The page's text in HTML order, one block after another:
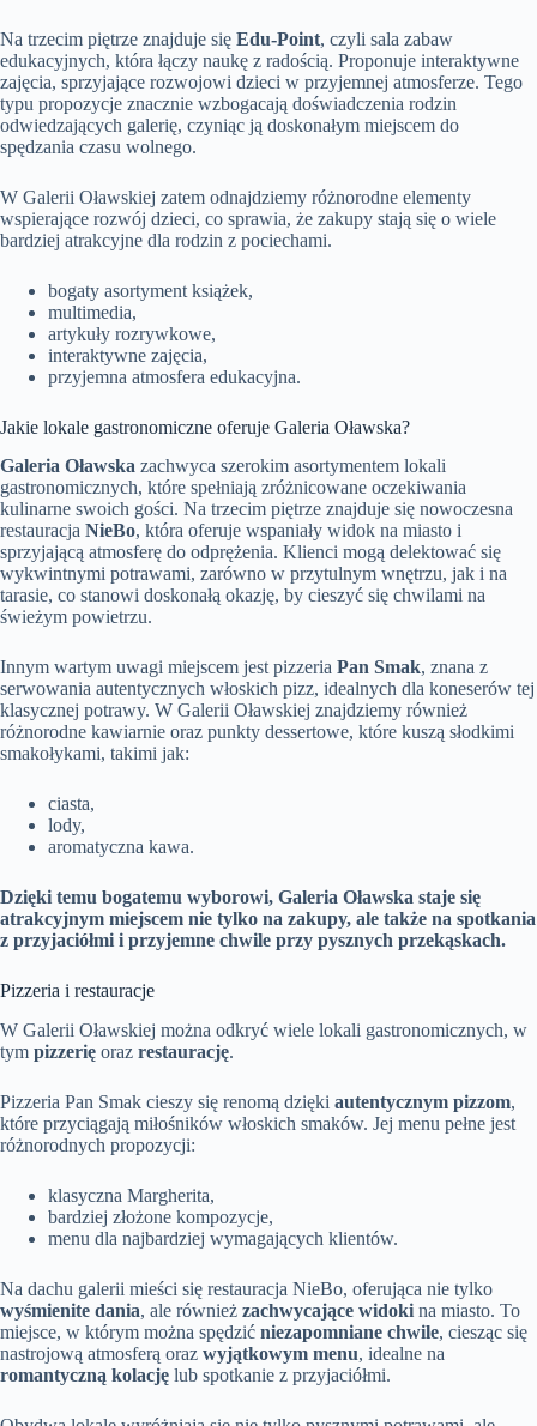
Na trzecim piętrze znajduje się Edu-Point, czyli sala zabaw
edukacyjnych, która łączy naukę z radością. Proponuje interaktywne
zajęcia, sprzyjające rozwojowi dzieci w przyjemnej atmosferze. Tego
typu propozycje znacznie wzbogacają doświadczenia rodzin
odwiedzających galerię, czyniąc ją doskonałym miejscem do
spędzania czasu wolnego.
W Galerii Oławskiej zatem odnajdziemy różnorodne elementy
wspierające rozwój dzieci, co sprawia, że zakupy stają się o wiele
bardziej atrakcyjne dla rodzin z pociechami.
bogaty asortyment książek,
multimedia,
artykuły rozrywkowe,
interaktywne zajęcia,
przyjemna atmosfera edukacyjna.
Jakie lokale gastronomiczne oferuje Galeria Oławska?
Galeria Oławska zachwyca szerokim asortymentem lokali
gastronomicznych, które spełniają zróżnicowane oczekiwania
kulinarne swoich gości. Na trzecim piętrze znajduje się nowoczesna
restauracja NieBo, która oferuje wspaniały widok na miasto i
sprzyjającą atmosferę do odprężenia. Klienci mogą delektować się
wykwintnymi potrawami, zarówno w przytulnym wnętrzu, jak i na
tarasie, co stanowi doskonałą okazję, by cieszyć się chwilami na
świeżym powietrzu.
Innym wartym uwagi miejscem jest pizzeria Pan Smak, znana z
serwowania autentycznych włoskich pizz, idealnych dla koneserów tej
klasycznej potrawy. W Galerii Oławskiej znajdziemy również
różnorodne kawiarnie oraz punkty dessertowe, które kuszą słodkimi
smakołykami, takimi jak:
ciasta,
lody,
aromatyczna kawa.
Dzięki temu bogatemu wyborowi, Galeria Oławska staje się
atrakcyjnym miejscem nie tylko na zakupy, ale także na spotkania
z przyjaciółmi i przyjemne chwile przy pysznych przekąskach.
Pizzeria i restauracje
W Galerii Oławskiej można odkryć wiele lokali gastronomicznych, w
tym pizzerię oraz restaurację.
Pizzeria Pan Smak cieszy się renomą dzięki autentycznym pizzom,
które przyciągają miłośników włoskich smaków. Jej menu pełne jest
różnorodnych propozycji:
klasyczna Margherita,
bardziej złożone kompozycje,
menu dla najbardziej wymagających klientów.
Na dachu galerii mieści się restauracja NieBo, oferująca nie tylko
wyśmienite dania, ale również zachwycające widoki na miasto. To
miejsce, w którym można spędzić niezapomniane chwile, ciesząc się
nastrojową atmosferą oraz wyjątkowym menu, idealne na
romantyczną kolację lub spotkanie z przyjaciółmi.